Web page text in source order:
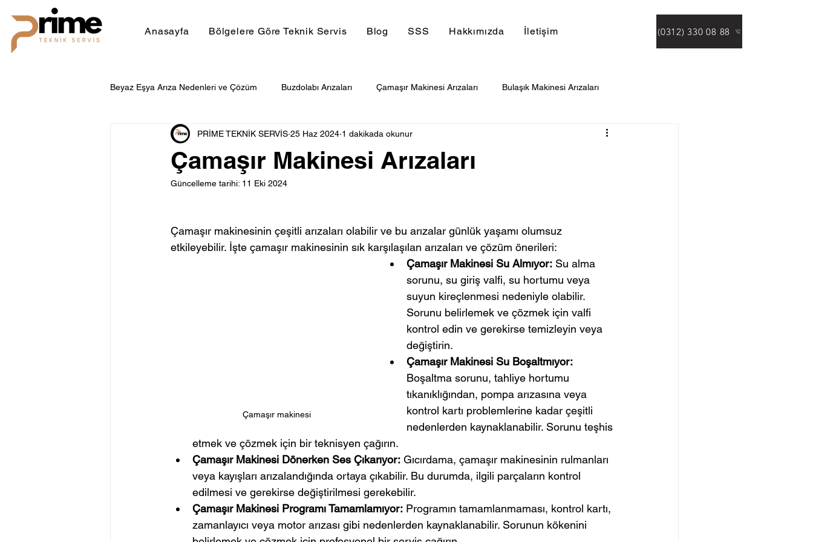
Anasayfa Bölgelere Göre Teknik Servis Blog SSS Hakkımızda İletişim (0312) 330 08 88
Beyaz Eşya Arıza Nedenleri ve Çözüm Buzdolabı Arızaları Çamaşır Makinesi Arızaları Bulaşık Makinesi Arızaları
Kombi Servisi Beyaz Eşya Servisi ARÇELİK SERVİSİ Kurutma Makinesi
Çamaşır Makinesi Arızaları
PRİME TEKNİK SERVİS 25 Haz 2024 1 dakikada okunur
Güncelleme tarihi: 11 Eki 2024
Çamaşır makinesinin çeşitli arızaları olabilir ve bu arızalar günlük yaşamı olumsuz
etkileyebilir. İşte çamaşır makinesinin sık karşılaşılan arızaları ve çözüm önerileri:
Çamaşır makinesi
Çamaşır Makinesi Su Almıyor: Su alma
sorunu, su giriş valfi, su hortumu veya
suyun kireçlenmesi nedeniyle olabilir.
Sorunu belirlemek ve çözmek için valfi
kontrol edin ve gerekirse temizleyin veya
değiştirin.
Çamaşır Makinesi Su Boşaltmıyor:
Boşaltma sorunu, tahliye hortumu
tıkanıklığından, pompa arızasına veya
kontrol kartı problemlerine kadar çeşitli
nedenlerden kaynaklanabilir. Sorunu teşhis
etmek ve çözmek için bir teknisyen çağırın.
Çamaşır Makinesi Dönerken Ses Çıkarıyor: Gıcırdama, çamaşır makinesinin rulmanları
veya kayışları arızalandığında ortaya çıkabilir. Bu durumda, ilgili parçaların kontrol
edilmesi ve gerekirse değiştirilmesi gerekebilir.
Çamaşır Makinesi Programı Tamamlamıyor: Programın tamamlanmaması, kontrol kartı,
zamanlayıcı veya motor arızası gibi nedenlerden kaynaklanabilir. Sorunun kökenini